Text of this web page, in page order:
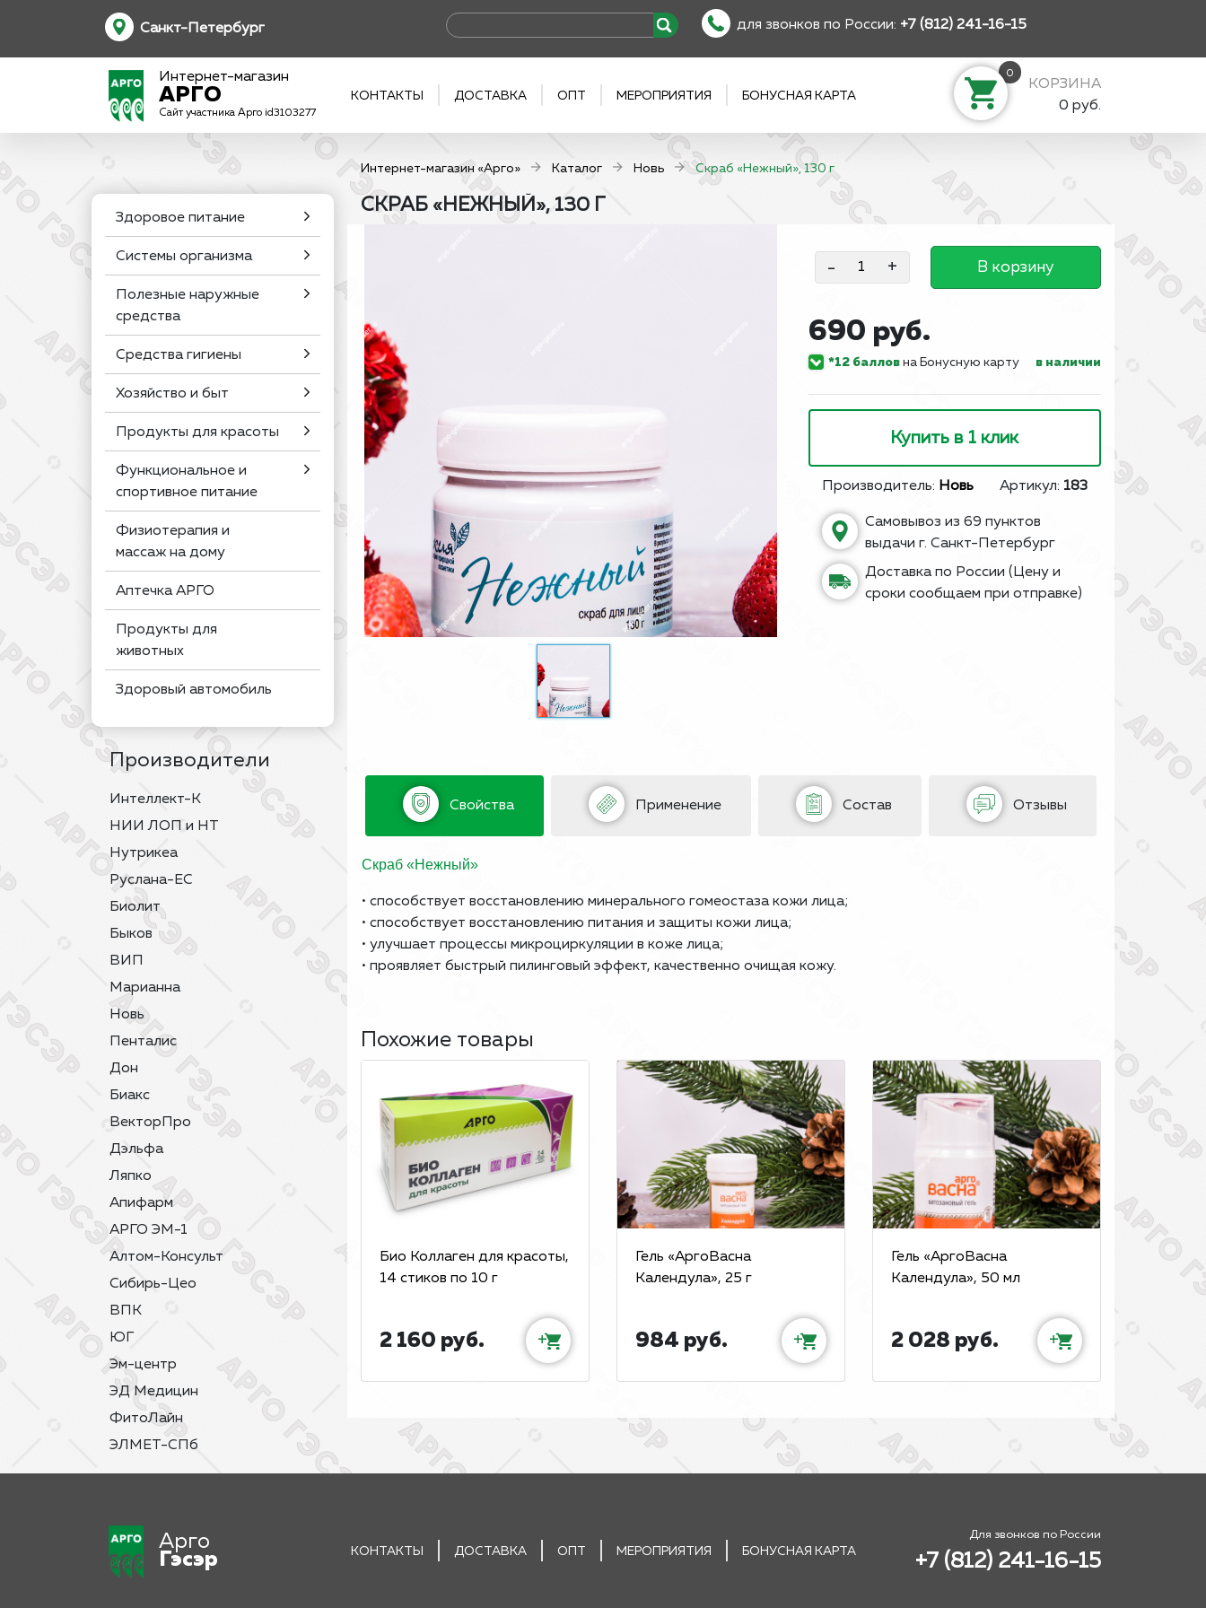
Санкт-Петербург для звонков по России: +7 (812) 241-16-15
Интернет-магазин
АРГО
Сайт участника Арго id3103277
КОНТАКТЫ ДОСТАВКА ОПТ МЕРОПРИЯТИЯ БОНУСНАЯ КАРТА
0
КОРЗИНА
0 руб.
Интернет-магазин «Арго» Каталог Новь Скраб «Нежный», 130 г
Здоровое питание
Системы организма
Полезные наружные
средства
Средства гигиены
Хозяйство и быт
Продукты для красоты
Функциональное и
спортивное питание
Физиотерапия и
массаж на дому
Аптечка АРГО
Продукты для
животных
Здоровый автомобиль
Производители
Интеллект-К
НИИ ЛОП и НТ
Нутрикеа
Руслана-ЕС
Биолит
Быков
ВИП
Марианна
Новь
Пенталис
Дон
Биакс
ВекторПро
Дэльфа
Ляпко
Апифарм
АРГО ЭМ-1
Алтом-Консульт
Сибирь-Цео
ВПК
ЮГ
Эм-центр
ЭД Медицин
ФитоЛайн
ЭЛМЕТ-СПб
СКРАБ «НЕЖНЫЙ», 130 Г
- + В корзину
690 руб.
*12 балловна Бонусную карту в наличии
Купить в 1 клик
Производитель: Новь Артикул: 183
Самовывоз из 69 пунктов
выдачи г. Санкт-Петербург
Доставка по России (Цену и
сроки сообщаем при отправке)
Свойства Применение Состав Отзывы
Скраб «Нежный»
• способствует восстановлению минерального гомеостаза кожи лица;
• способствует восстановлению питания и защиты кожи лица;
• улучшает процессы микроциркуляции в коже лица;
• проявляет быстрый пилинговый эффект, качественно очищая кожу.
Похожие товары
Био Коллаген для красоты,
14 стиков по 10 г
2 160 руб. +
Гель «АргоВасна
Календула», 25 г
984 руб. +
Гель «АргоВасна
Календула», 50 мл
2 028 руб. +
Арго
Гэсэр
КОНТАКТЫ ДОСТАВКА ОПТ МЕРОПРИЯТИЯ БОНУСНАЯ КАРТА
Для звонков по России
+7 (812) 241-16-15